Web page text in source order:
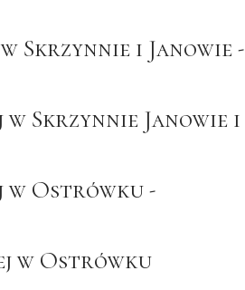
Skrzynnie i Janowie -
w Skrzynnie Janowie i
w Ostrówku -
w Ostrówku